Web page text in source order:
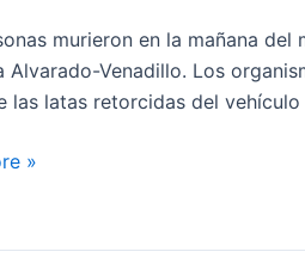
murieron en la mañana
Alvarado-Venadillo. Los
las latas retorcidas del
»